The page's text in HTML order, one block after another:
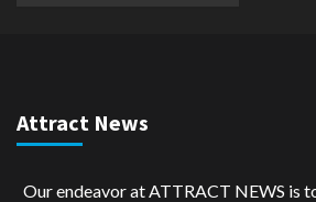
Attract News
Our endeavor at ATTRACT NEWS is